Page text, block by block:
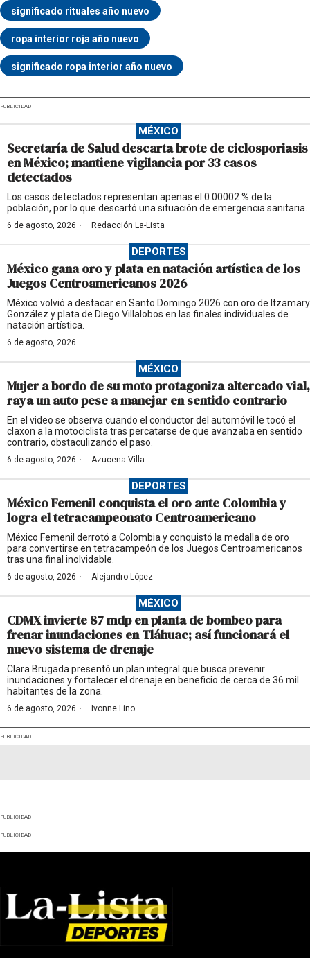
significado rituales año nuevo
ropa interior roja año nuevo
significado ropa interior año nuevo
PUBLICIDAD
MÉXICO
Secretaría de Salud descarta brote de ciclosporiasis
en México; mantiene vigilancia por 33 casos
detectados
Los casos detectados representan apenas el 0.00002 % de la
población, por lo que descartó una situación de emergencia sanitaria.
6 de agosto, 2026 · Redacción La-Lista
DEPORTES
México gana oro y plata en natación artística de los
Juegos Centroamericanos 2026
México volvió a destacar en Santo Domingo 2026 con oro de Itzamary
González y plata de Diego Villalobos en las finales individuales de
natación artística.
6 de agosto, 2026
MÉXICO
Mujer a bordo de su moto protagoniza altercado vial,
raya un auto pese a manejar en sentido contrario
En el video se observa cuando el conductor del automóvil le tocó el
claxon a la motociclista tras percatarse de que avanzaba en sentido
contrario, obstaculizando el paso.
6 de agosto, 2026 · Azucena Villa
DEPORTES
México Femenil conquista el oro ante Colombia y
logra el tetracampeonato Centroamericano
México Femenil derrotó a Colombia y conquistó la medalla de oro
para convertirse en tetracampeón de los Juegos Centroamericanos
tras una final inolvidable.
6 de agosto, 2026 · Alejandro López
MÉXICO
CDMX invierte 87 mdp en planta de bombeo para
frenar inundaciones en Tláhuac; así funcionará el
nuevo sistema de drenaje
Clara Brugada presentó un plan integral que busca prevenir
inundaciones y fortalecer el drenaje en beneficio de cerca de 36 mil
habitantes de la zona.
6 de agosto, 2026 · Ivonne Lino
PUBLICIDAD
PUBLICIDAD
PUBLICIDAD